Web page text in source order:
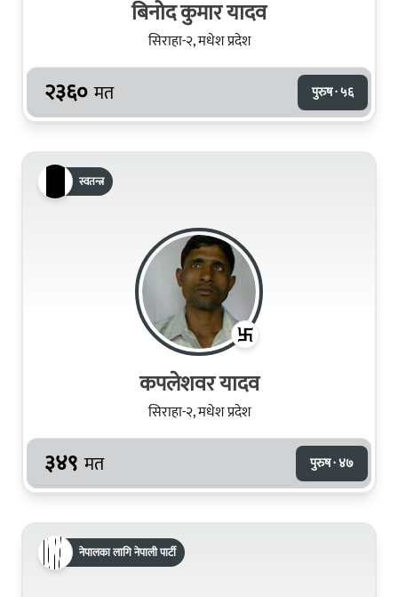
बिनोद कुमार यादव
सिराहा-२, मधेश प्रदेश
२३६० मत पुरुष · ५६
स्वतन्त्र
कपलेशवर यादव
सिराहा-२, मधेश प्रदेश
३४९ मत पुरुष · ४७
नेपालका लागि नेपाली पार्टी